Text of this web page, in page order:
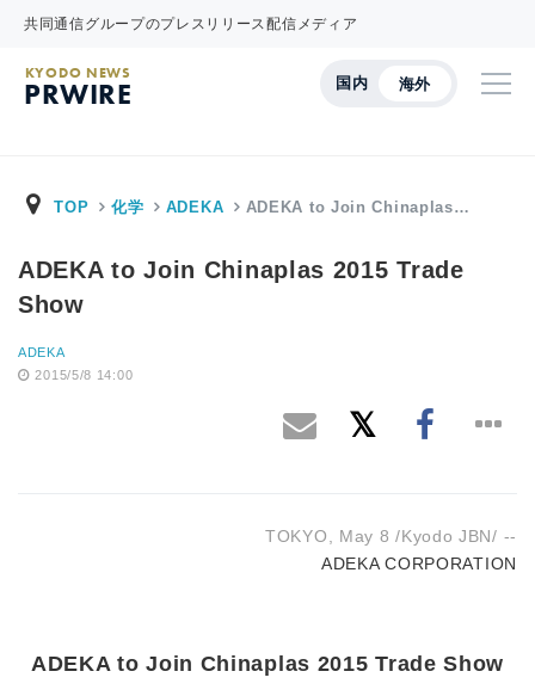
共同通信グループのプレスリリース配信メディア
国内 海外
KYODO NEWS
PRWIRE
TOP 化学 ADEKA ADEKA to Join Chinaplas…
ADEKA to Join Chinaplas 2015 Trade
Show
ADEKA
2015/5/8 14:00
TOKYO, May 8 /Kyodo JBN/ --
ADEKA CORPORATION
ADEKA to Join Chinaplas 2015 Trade Show